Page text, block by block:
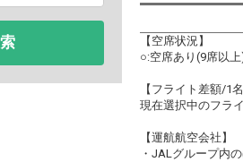
651便
東
クラスJ
【空席状況】
○:空席あり(9席以
【フライト差額/1名
現在選択中のフラ
【運航航空会社】
・JALグループ内